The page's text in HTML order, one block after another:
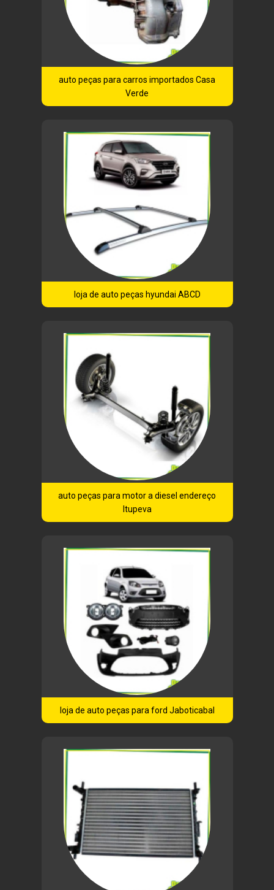
auto peças para carros importados Casa
Verde
loja de auto peças hyundai ABCD
auto peças para motor a diesel endereço
Itupeva
loja de auto peças para ford Jaboticabal